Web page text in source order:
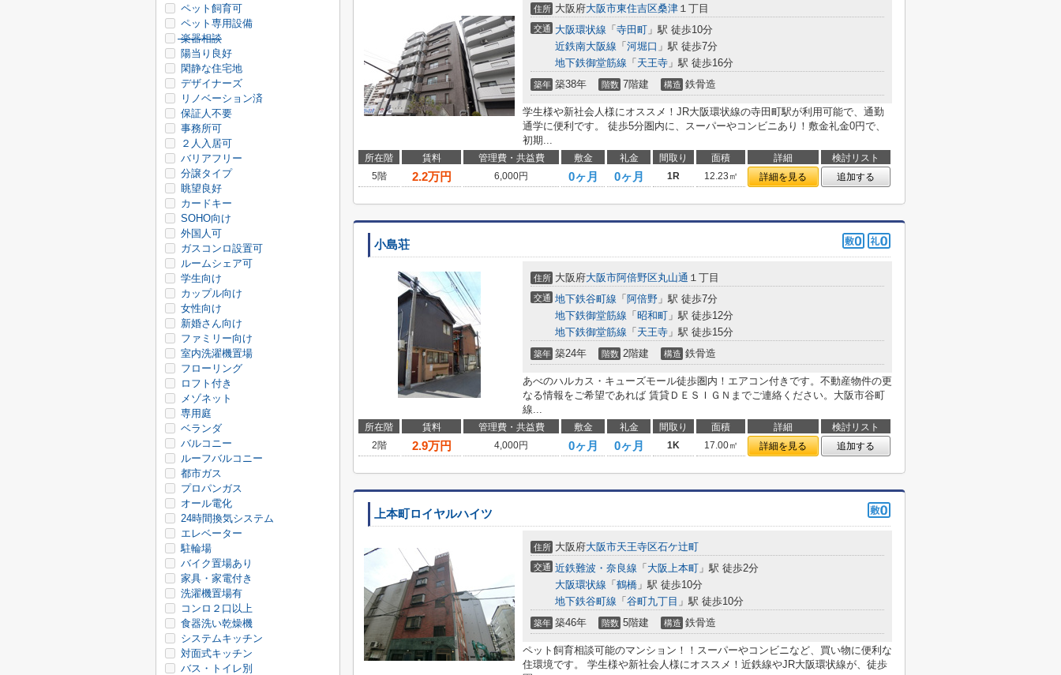
住所 大阪府大阪市東住吉区桑津 １丁目
交通 大阪環状線 「 寺田町 」駅 徒歩10分
近鉄南大阪線 「 河堀口 」駅 徒歩7分
地下鉄御堂筋線 「 天王寺 」駅 徒歩16分
築年 築38年 階数 7階建 構造 鉄骨造
学生様や新社会人様にオススメ！JR大阪環状線の寺田町駅が利用可能で、通勤
通学に便利です。 徒歩5分圏内に、スーパーやコンビニあり！敷金礼金0円で、
初期...
所在階 賃料 管理費・共益費 敷金 礼金 間取り 面積 詳細
検討リスト
5階
2.2万円 6,000円 0ヶ月 0ヶ月 1R 12.23㎡ 詳細を見る 追加する
小島荘
住所 大阪府大阪市阿倍野区丸山通 １丁目
交通 地下鉄谷町線 「 阿倍野 」駅 徒歩7分
地下鉄御堂筋線 「 昭和町 」駅 徒歩12分
地下鉄御堂筋線 「 天王寺 」駅 徒歩15分
築年 築24年 階数 2階建 構造 鉄骨造
あべのハルカス・キューズモール徒歩圏内！エアコン付きです。不動産物件の更
なる情報をご希望であれば 賃貸ＤＥＳＩＧＮまでご連絡ください。大阪市谷町
線...
所在階 賃料 管理費・共益費 敷金 礼金 間取り 面積 詳細
検討リスト
2階
2.9万円 4,000円 0ヶ月 0ヶ月 1K 17.00㎡ 詳細を見る 追加する
上本町ロイヤルハイツ
住所 大阪府大阪市天王寺区石ケ辻町
交通 近鉄難波・奈良線 「 大阪上本町 」駅 徒歩2分
大阪環状線 「 鶴橋 」駅 徒歩10分
地下鉄谷町線 「 谷町九丁目 」駅 徒歩10分
築年 築46年 階数 5階建 構造 鉄骨造
ペット飼育相談可能のマンション！！スーパーやコンビニなど、買い物に便利な
住環境です。 学生様や新社会人様にオススメ！近鉄線やJR大阪環状線が、徒歩
ペット飼育可
ペット専用設備
楽器相談
陽当り良好
閑静な住宅地
デザイナーズ
リノベーション済
保証人不要
事務所可
２人入居可
バリアフリー
分譲タイプ
眺望良好
カードキー
SOHO向け
外国人可
ガスコンロ設置可
ルームシェア可
学生向け
カップル向け
女性向け
新婚さん向け
ファミリー向け
室内洗濯機置場
フローリング
ロフト付き
メゾネット
専用庭
ベランダ
バルコニー
ルーフバルコニー
都市ガス
プロパンガス
オール電化
24時間換気システム
エレベーター
駐輪場
バイク置場あり
家具・家電付き
洗濯機置場有
コンロ２口以上
食器洗い乾燥機
システムキッチン
対面式キッチン
バス・トイレ別